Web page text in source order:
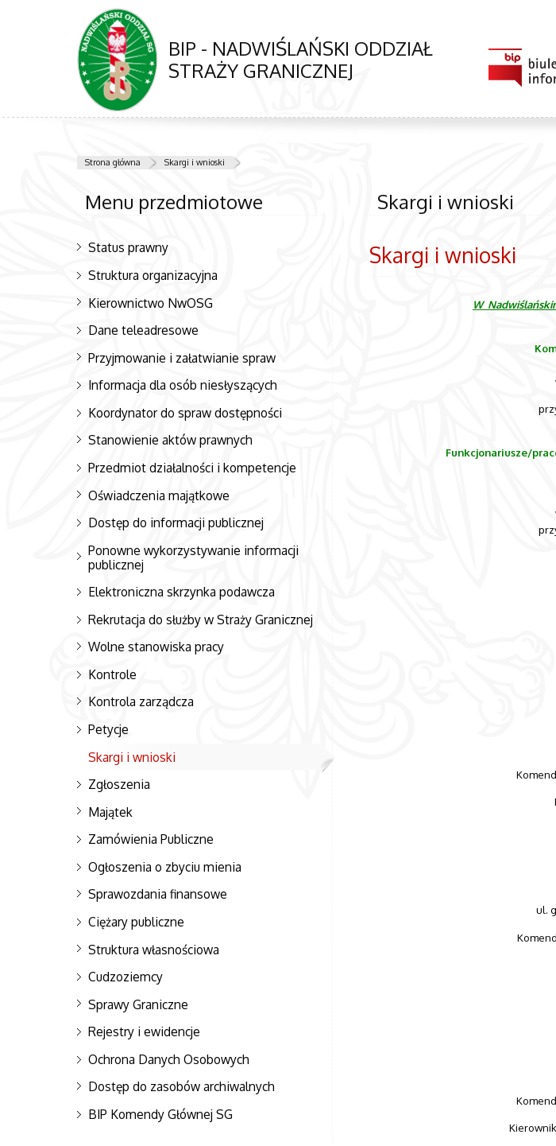
BIP - NADWIŚLAŃSKI ODDZIAŁ
STRAŻY GRANICZNEJ
Strona główna Skargi i wnioski
Menu przedmiotowe
Status prawny
Struktura organizacyjna
Kierownictwo NwOSG
Dane teleadresowe
Przyjmowanie i załatwianie spraw
Informacja dla osób niesłyszących
Koordynator do spraw dostępności
Stanowienie aktów prawnych
Przedmiot działalności i kompetencje
Oświadczenia majątkowe
Dostęp do informacji publicznej
Ponowne wykorzystywanie informacji
publicznej
Elektroniczna skrzynka podawcza
Rekrutacja do służby w Straży Granicznej
Wolne stanowiska pracy
Kontrole
Kontrola zarządcza
Petycje
Skargi i wnioski
Zgłoszenia
Majątek
Zamówienia Publiczne
Ogłoszenia o zbyciu mienia
Sprawozdania finansowe
Ciężary publiczne
Struktura własnościowa
Cudzoziemcy
Sprawy Graniczne
Rejestry i ewidencje
Ochrona Danych Osobowych
Dostęp do zasobów archiwalnych
BIP Komendy Głównej SG
Skargi i wnioski
Skargi i wnioski
W
Funkcjonariusze/
ul.